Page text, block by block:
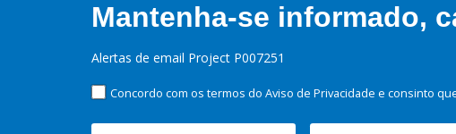
Mantenha-se informado,
Alertas de email Project P007251
Concordo com os termos do Aviso de Privacidade e consinto